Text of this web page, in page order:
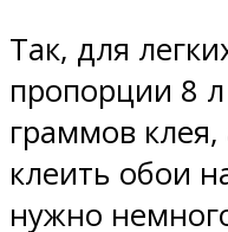
Так, для
пропорции 8
граммов клея,
клеить обои
нужно